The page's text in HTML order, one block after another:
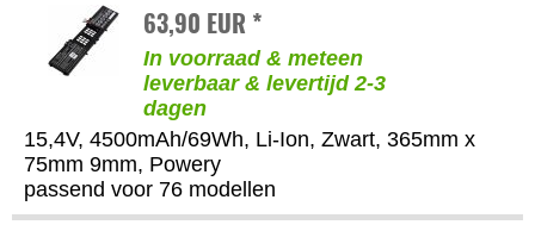
63,90 EUR *
In voorraad & meteen
leverbaar & levertijd 2-3
dagen
15,4V, 4500mAh/69Wh, Li-Ion, Zwart, 365mm x
75mm 9mm, Powery
passend voor 76 modellen